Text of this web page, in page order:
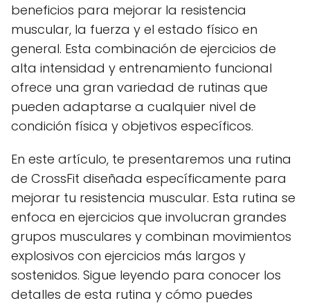
beneficios para mejorar la resistencia
muscular, la fuerza y el estado físico en
general. Esta combinación de ejercicios de
alta intensidad y entrenamiento funcional
ofrece una gran variedad de rutinas que
pueden adaptarse a cualquier nivel de
condición física y objetivos específicos.
En este artículo, te presentaremos una rutina
de CrossFit diseñada específicamente para
mejorar tu resistencia muscular. Esta rutina se
enfoca en ejercicios que involucran grandes
grupos musculares y combinan movimientos
explosivos con ejercicios más largos y
sostenidos. Sigue leyendo para conocer los
detalles de esta rutina y cómo puedes